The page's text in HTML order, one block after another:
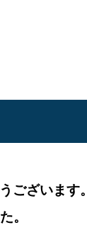
ございます。
。